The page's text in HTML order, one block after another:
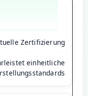
Zertifizierung
einheitliche